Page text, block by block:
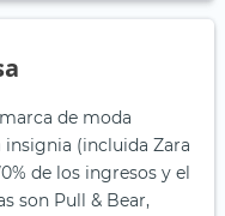
de moda
insignia (incluida Zara
de los ingresos y el
son Pull & Bear,